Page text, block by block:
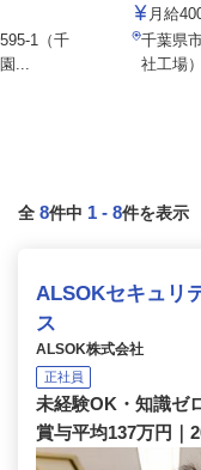
1（千
...
月給
千葉県
社工場
全 8件中 1 - 8件を表示
ALSOKセキュリ
ス
ALSOK株式会社
正社員
未経験OK・知識ゼ
賞与平均137万円｜